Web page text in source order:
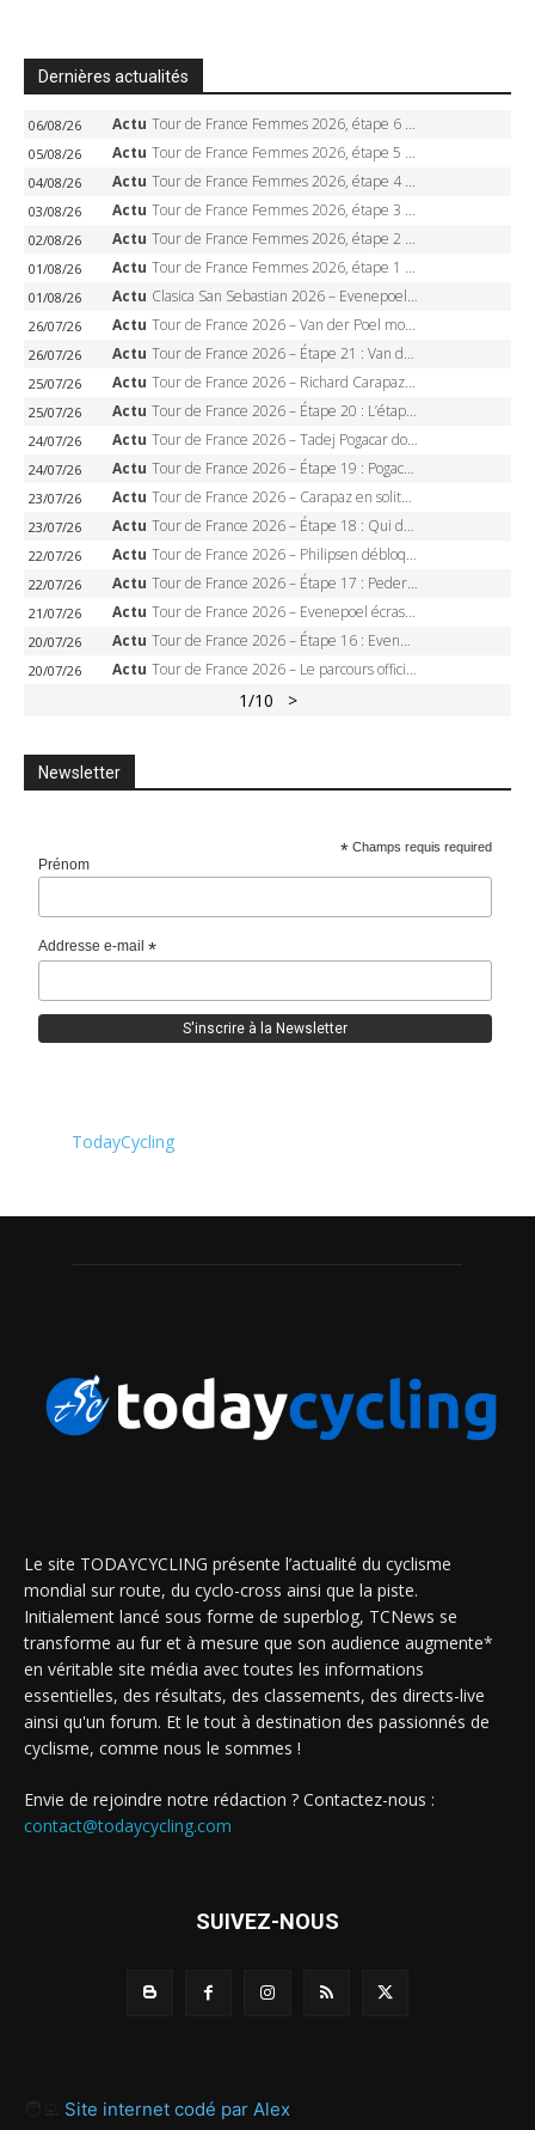
Dernières actualités
06/08/26 Actu Tour de France Femmes 2026, étape 6 – Kim Le Court-Pienaar gagne à Tournon, Reusser en jaune
05/08/26 Actu Tour de France Femmes 2026, étape 5 – Demi Vollering gagne à Belleville, Reusser en jaune, Ferrand-Prévot coule
04/08/26 Actu Tour de France Femmes 2026, étape 4 – Marlen Reusser écrase le chrono, Ferrand-Prévot en crise
03/08/26 Actu Tour de France Femmes 2026, étape 3 – Sigrid Haugset en solitaire, 88 km d’échappée, maillot jaune
02/08/26 Actu Tour de France Femmes 2026, étape 2 – Lorena Wiebes doublé à Genève, Markus héroïque, 7e record
01/08/26 Actu Tour de France Femmes 2026, étape 1 – Lorena Wiebes intouchable à Lausanne, premier maillot jaune
01/08/26 Actu Clasica San Sebastian 2026 – Evenepoel recordman, 4e victoire, Carapaz battu au sprint
26/07/26 Actu Tour de France 2026 – Van der Poel monumental à Paris, Pogacar égale le record des cinq sacres
26/07/26 Actu Tour de France 2026 – Étape 21 : Van der Poel, Pogacar, qui succédera à Wout van Aert sur les Champs-Elysées ?
25/07/26 Actu Tour de France 2026 – Richard Carapaz roi des Alpes, doublé et maillot à pois, Seixas perd le podium
25/07/26 Actu Tour de France 2026 – Étape 20 : L’étape reine, Galibier, Sarenne, Alpe d’Huez, qui succédera à Pogacar ?
24/07/26 Actu Tour de France 2026 – Tadej Pogacar dompte l’Alpe d’Huez, 5e victoire, record de Pantani pulvérisé
24/07/26 Actu Tour de France 2026 – Étape 19 : Pogacar peut-il enfin dompter l’Alpe d’Huez ?
23/07/26 Actu Tour de France 2026 – Carapaz en solitaire à Orcières-Merlette, Paret-Peintre à un point du maillot à pois
23/07/26 Actu Tour de France 2026 – Étape 18 : Qui domptera Orcières-Merlette, première marche vers l’Alpe d’Huez ?
22/07/26 Actu Tour de France 2026 – Philipsen débloque son compteur à Voiron, Pedersen en danger pour le maillot vert
22/07/26 Actu Tour de France 2026 – Étape 17 : Pedersen peut-il verrouiller le maillot vert à Voiron ?
21/07/26 Actu Tour de France 2026 – Evenepoel écrase le chrono d’Évian, Seixas 4e, Lipowitz abandonne
20/07/26 Actu Tour de France 2026 – Étape 16 : Evenepoel, Pogacar, Ganna… qui domptera le chrono d’Évian pour redessiner le podium ?
20/07/26 Actu Tour de France 2026 – Le parcours officiel complet : 21 étapes, profils, carte et dates
1/10 >
Newsletter
* Champs requis required
Prénom
Addresse e-mail*
TodayCycling
Le site TODAYCYCLING présente l’actualité du cyclisme
mondial sur route, du cyclo-cross ainsi que la piste.
Initialement lancé sous forme de superblog, TCNews se
transforme au fur et à mesure que son audience augmente*
en véritable site média avec toutes les informations
essentielles, des résultats, des classements, des directs-live
ainsi qu'un forum. Et le tout à destination des passionnés de
cyclisme, comme nous le sommes !
Envie de rejoindre notre rédaction ? Contactez-nous :
contact@todaycycling.com
SUIVEZ-NOUS
Site internet codé par Alex